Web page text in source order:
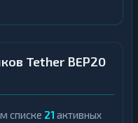
Tether BEP20
списке 21 активных